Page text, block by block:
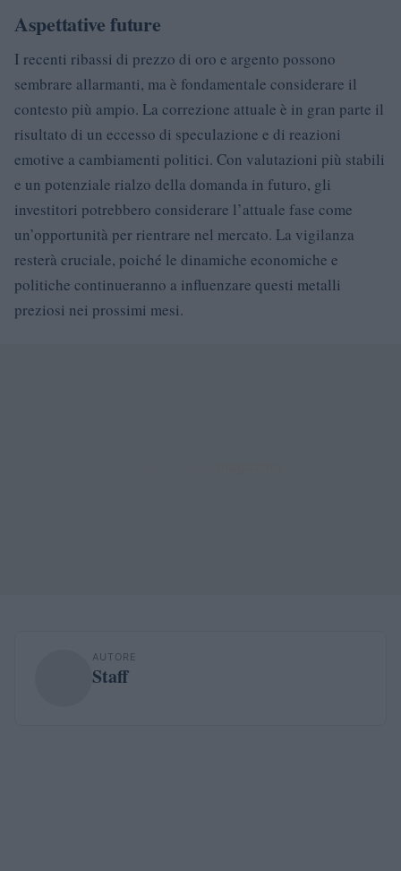
Aspettative future
I recenti ribassi di prezzo di oro e argento possono
sembrare allarmanti, ma è fondamentale considerare il
contesto più ampio. La correzione attuale è in gran parte il
risultato di un eccesso di speculazione e di reazioni
emotive a cambiamenti politici. Con valutazioni più stabili
e un potenziale rialzo della domanda in futuro, gli
investitori potrebbero considerare l’attuale fase come
un’opportunità per rientrare nel mercato. La vigilanza
resterà cruciale, poiché le dinamiche economiche e
politiche continueranno a influenzare questi metalli
preziosi nei prossimi mesi.
AUTORE
Staff